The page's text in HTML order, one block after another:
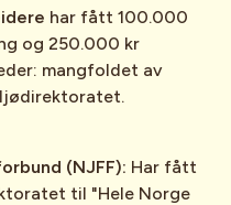
har fått 100.000
og 250.000 kr
mangfoldet av
(NJFF): Har fått
til "Hele Norge